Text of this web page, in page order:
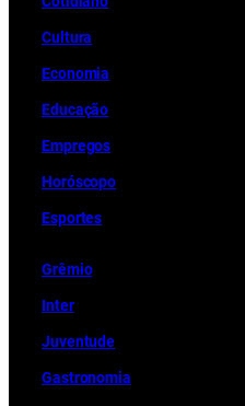
Cultura
Economia
Educação
Empregos
Horóscopo
Esportes
Grêmio
Inter
Juventude
Gastronomia